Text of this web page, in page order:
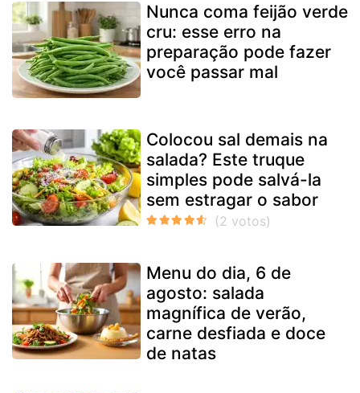
Nunca coma feijão verde
cru: esse erro na
preparação pode fazer
você passar mal
Colocou sal demais na
salada? Este truque
simples pode salvá-la
sem estragar o sabor
Menu do dia, 6 de
agosto: salada
magnífica de verão,
carne desfiada e doce
de natas